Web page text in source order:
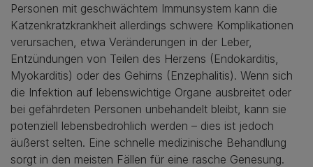
Personen mit geschwächtem Immunsystem kann die
Katzenkratzkrankheit allerdings schwere Komplikationen
verursachen, etwa Veränderungen in der Leber,
Entzündungen von Teilen des Herzens (Endokarditis,
Myokarditis) oder des Gehirns (Enzephalitis). Wenn sich
die Infektion auf lebenswichtige Organe ausbreitet oder
bei gefährdeten Personen unbehandelt bleibt, kann sie
potenziell lebensbedrohlich werden – dies ist jedoch
äußerst selten. Eine schnelle medizinische Behandlung
sorgt in den meisten Fällen für eine rasche Genesung.